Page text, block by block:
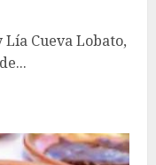
Cueva Lobato,